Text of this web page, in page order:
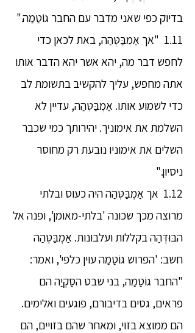
בדיוק כפי שאני מדבר עם החבר גוֹטַמַה."
1.11 "אך אַמְבַּטְּהַה, באת לכאן כדי
לחפש דבר מה, יהא אשר יהא הדבר אותו
אתה מחפש, עליך להקשיב בתשומת לב
כדי לשמוע אותו. אַמְבַּטְּהַה, עדיין לא
השלמת את אימוניך. יהירותך כמי שכבר
השלים את אימוניו נובעת רק מחוסר
ניסיון."
1.12 אך אַמְבַּטְּהַה היה כעוס ובלתי
מרוצה מכך שכונה 'בלתי-מאומן', ופנה אל
הבּוּדְּהַה בקללות ועלבונות. אַמְבַּטְּהַה
חשב: 'הפרוש גוֹטַמַה עוין כלפי', ואמר:
"החבר גוֹטַמַה, בני שבט הסַקְיַה הם
פראים, גסים בדיבורם, פוגעים ואלימים.
הם ממוצא בזוי, ומאחר שהם בזויים, הם